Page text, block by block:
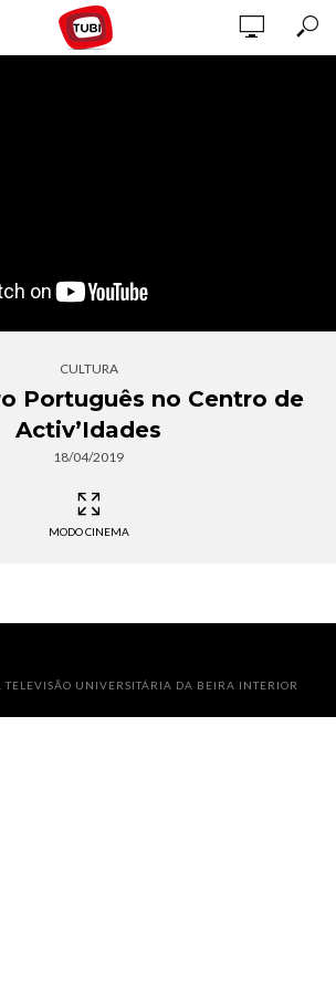
CULTURA
Português no Centro de
Activ’Idades
18/04/2019
MODO CINEMA
UNIVERSITÁRIA DA BEIRA INTERIOR